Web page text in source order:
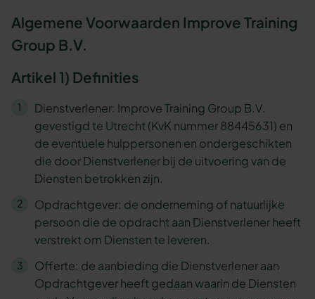
Algemene Voorwaarden Improve Training
Group B.V.
Artikel 1) Definities
Dienstverlener: Improve Training Group B.V.
gevestigd te Utrecht (KvK nummer 88445631) en
de eventuele hulppersonen en ondergeschikten
die door Dienstverlener bij de uitvoering van de
Diensten betrokken zijn.
Opdrachtgever: de onderneming of natuurlijke
persoon die de opdracht aan Dienstverlener heeft
verstrekt om Diensten te leveren.
Offerte: de aanbieding die Dienstverlener aan
Opdrachtgever heeft gedaan waarin de Diensten